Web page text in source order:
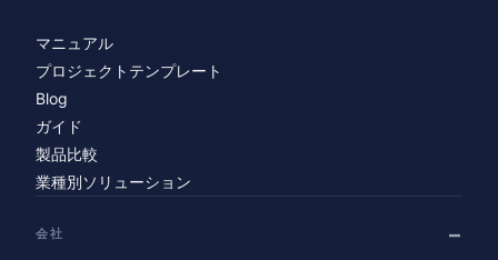
マニュアル
プロジェクトテンプレート
Blog
ガイド
製品比較
業種別ソリューション
会社